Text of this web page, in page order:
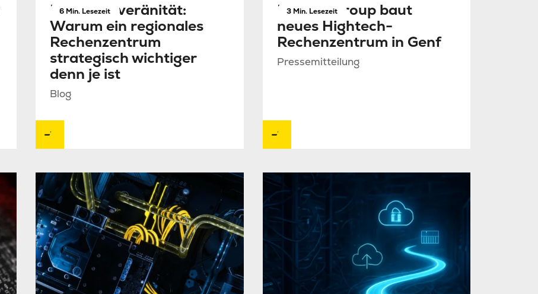
6 Min. Lesezeit
Datensouveränität:
Warum ein regionales
Rechenzentrum
strategisch wichtiger
denn je ist
Blog
3 Min. Lesezeit
NorthC Group baut
neues Hightech-
Rechenzentrum in Genf
Pressemitteilung